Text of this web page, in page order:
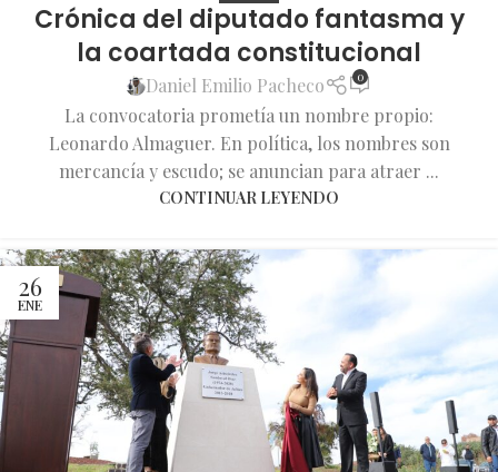
Crónica del diputado fantasma y
la coartada constitucional
Daniel Emilio Pacheco 0
La convocatoria prometía un nombre propio:
Leonardo Almaguer. En política, los nombres son
mercancía y escudo; se anuncian para atraer ...
CONTINUAR LEYENDO
26
ENE